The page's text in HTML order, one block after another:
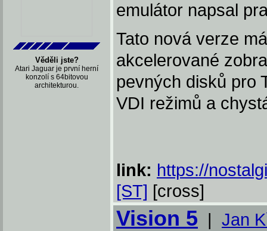
Věděli jste?
Atari Jaguar je první herní
konzolí s 64bitovou
architekturou.
emulátor napsal
Tato nová verze
akcelerované
pevných disků pro
VDI režimů a
link: https://
[ST] [cross]
Vision 5 | Jan